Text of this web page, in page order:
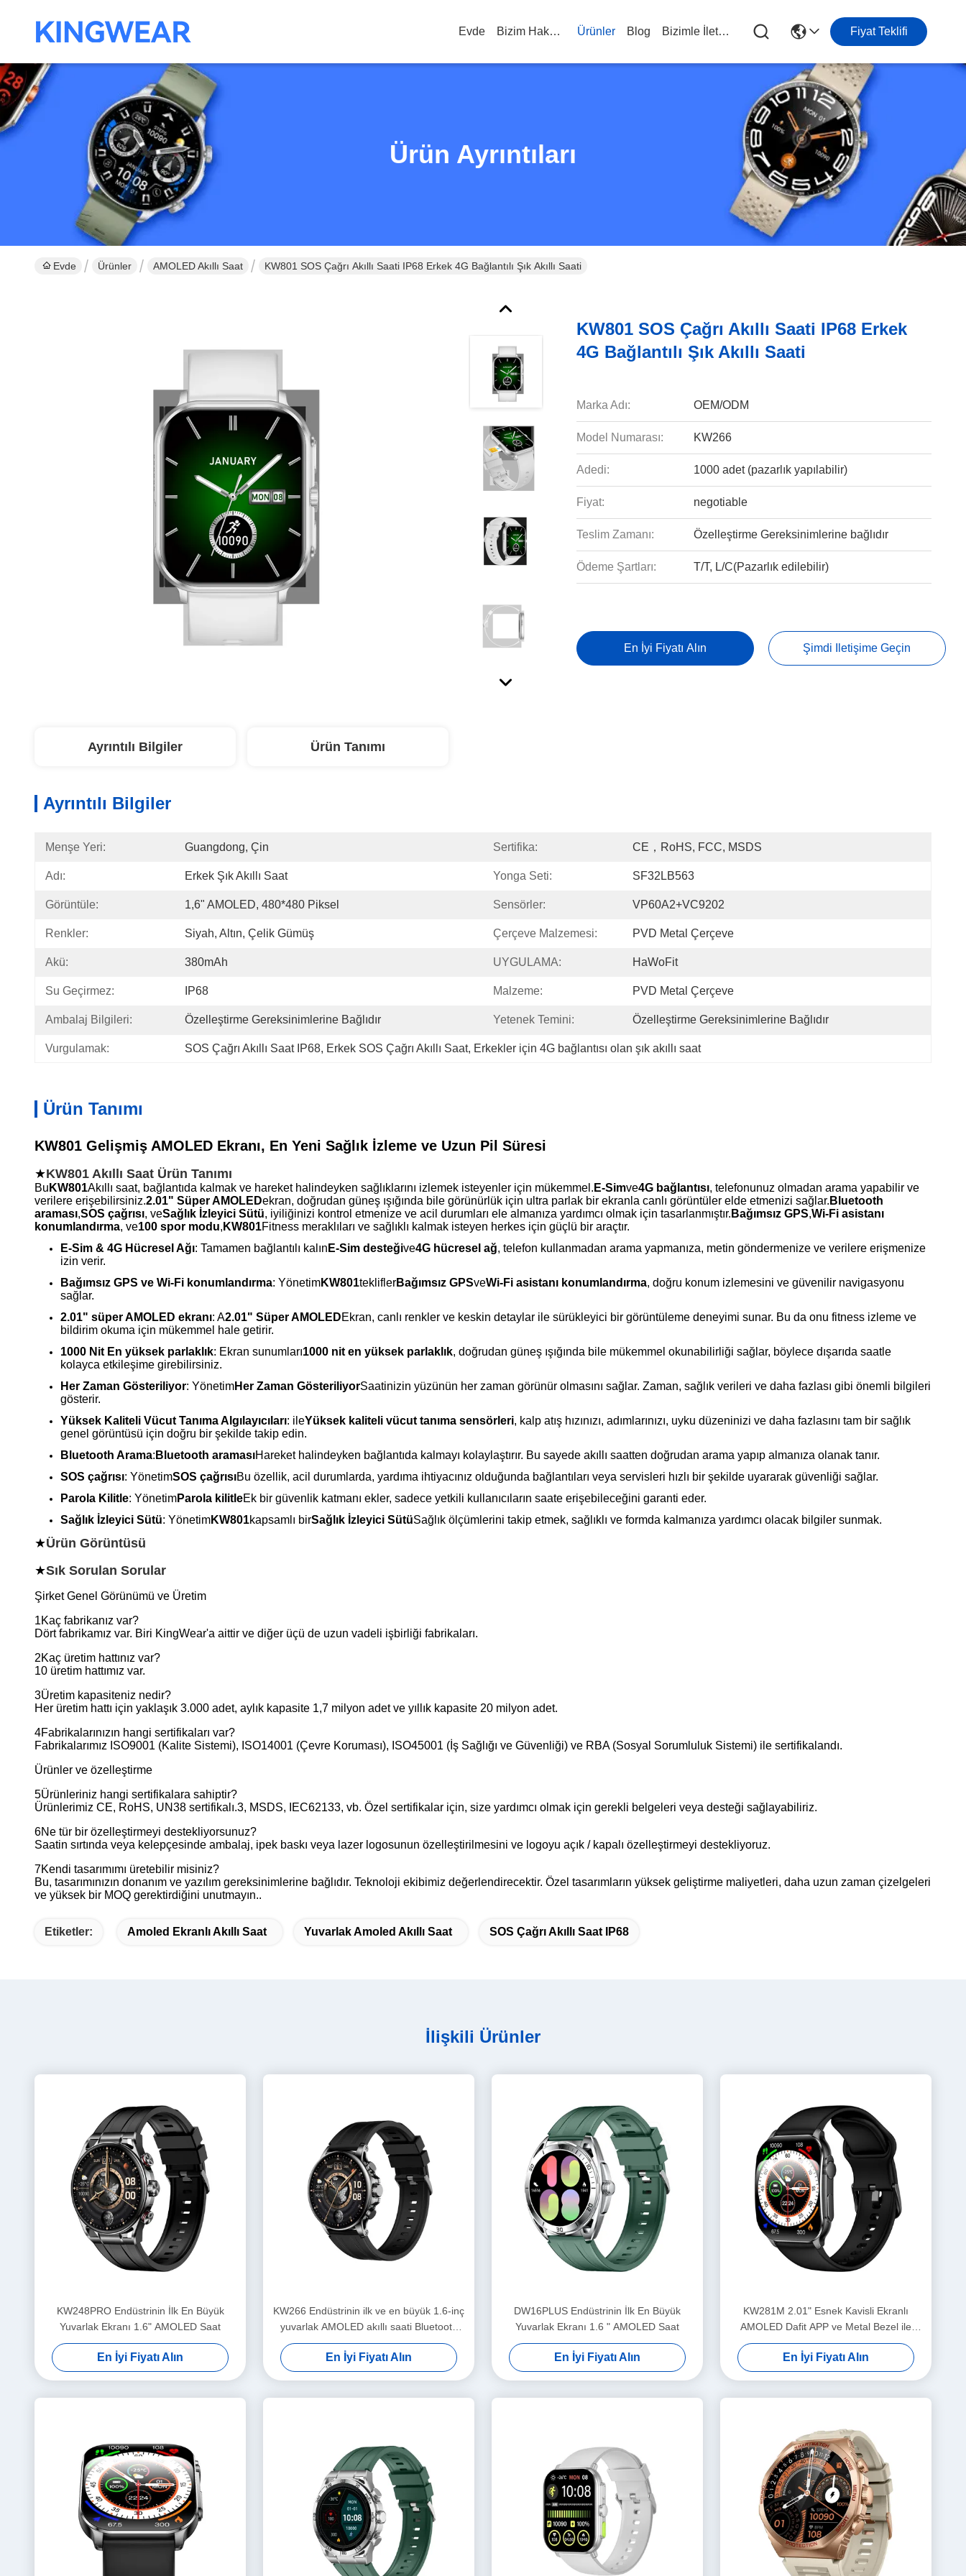
Evde Bizim Hakkımızda Ürünler Blog Bizimle İletişim Fiyat Teklifi
Ürün Ayrıntıları
Evde Ürünler AMOLED Akıllı Saat KW801 SOS Çağrı Akıllı Saati IP68 Erkek 4G Bağlantılı Şık Akıllı Saati
KW801 SOS Çağrı Akıllı Saati IP68 Erkek
4G Bağlantılı Şık Akıllı Saati
Marka Adı: OEM/ODM
Model Numarası: KW266
Adedi: 1000 adet (pazarlık yapılabilir)
Fiyat: negotiable
Teslim Zamanı: Özelleştirme Gereksinimlerine bağlıdır
Ödeme Şartları: T/T, L/C(Pazarlık edilebilir)
En İyi Fiyatı Alın Şimdi Iletişime Geçin
Ayrıntılı Bilgiler Ürün Tanımı
Ayrıntılı Bilgiler
Menşe Yeri: Guangdong, Çin Sertifika: CE，RoHS, FCC, MSDS
Adı: Erkek Şık Akıllı Saat Yonga Seti: SF32LB563
Görüntüle: 1,6" AMOLED, 480*480 Piksel Sensörler: VP60A2+VC9202
Renkler: Siyah, Altın, Çelik Gümüş Çerçeve Malzemesi: PVD Metal Çerçeve
Akü: 380mAh UYGULAMA: HaWoFit
Su Geçirmez: IP68 Malzeme: PVD Metal Çerçeve
Ambalaj Bilgileri: Özelleştirme Gereksinimlerine Bağlıdır Yetenek Temini: Özelleştirme Gereksinimlerine Bağlıdır
Vurgulamak: SOS Çağrı Akıllı Saat IP68, Erkek SOS Çağrı Akıllı Saat, Erkekler için 4G bağlantısı olan şık akıllı saat
Ürün Tanımı
KW801 Gelişmiş AMOLED Ekranı, En Yeni Sağlık İzleme ve Uzun Pil Süresi
★KW801 Akıllı Saat Ürün Tanımı
Bu KW801Akıllı saat, bağlantıda kalmak ve hareket halindeyken sağlıklarını izlemek isteyenler için mükemmel. E-Simve4G bağlantısı, telefonunuz olmadan arama yapabilir ve
verilere erişebilirsiniz.2.01" Süper AMOLEDekran, doğrudan güneş ışığında bile görünürlük için ultra parlak bir ekranla canlı görüntüler elde etmenizi sağlar. Bluetooth
araması,SOS çağrısı, veSağlık İzleyici Sütü, iyiliğinizi kontrol etmenize ve acil durumları ele almanıza yardımcı olmak için tasarlanmıştır. Bağımsız GPS,Wi-Fi asistanı
konumlandırma, ve100 spor modu, KW801Fitness meraklıları ve sağlıklı kalmak isteyen herkes için güçlü bir araçtır.
E-Sim & 4G Hücresel Ağı: Tamamen bağlantılı kalın E-Sim desteğive4G hücresel ağ, telefon kullanmadan arama yapmanıza, metin göndermenize ve verilere erişmenize
izin verir.
Bağımsız GPS ve Wi-Fi konumlandırma: YönetimKW801tekliflerBağımsız GPSveWi-Fi asistanı konumlandırma, doğru konum izlemesini ve güvenilir navigasyonu
sağlar.
2.01" süper AMOLED ekranı: A2.01" Süper AMOLEDEkran, canlı renkler ve keskin detaylar ile sürükleyici bir görüntüleme deneyimi sunar. Bu da onu fitness izleme ve
bildirim okuma için mükemmel hale getirir.
1000 Nit En yüksek parlaklık: Ekran sunumları1000 nit en yüksek parlaklık, doğrudan güneş ışığında bile mükemmel okunabilirliği sağlar, böylece dışarıda saatle
kolayca etkileşime girebilirsiniz.
Her Zaman Gösteriliyor: YönetimHer Zaman GösteriliyorSaatinizin yüzünün her zaman görünür olmasını sağlar. Zaman, sağlık verileri ve daha fazlası gibi önemli bilgileri
gösterir.
Yüksek Kaliteli Vücut Tanıma Algılayıcıları: ileYüksek kaliteli vücut tanıma sensörleri, kalp atış hızınızı, adımlarınızı, uyku düzeninizi ve daha fazlasını tam bir sağlık
genel görüntüsü için doğru bir şekilde takip edin.
Bluetooth Arama: Bluetooth aramasıHareket halindeyken bağlantıda kalmayı kolaylaştırır. Bu sayede akıllı saatten doğrudan arama yapıp almanıza olanak tanır.
SOS çağrısı: YönetimSOS çağrısıBu özellik, acil durumlarda, yardıma ihtiyacınız olduğunda bağlantıları veya servisleri hızlı bir şekilde uyararak güvenliği sağlar.
Parola Kilitle: YönetimParola kilitleEk bir güvenlik katmanı ekler, sadece yetkili kullanıcıların saate erişebileceğini garanti eder.
Sağlık İzleyici Sütü: YönetimKW801kapsamlı birSağlık İzleyici SütüSağlık ölçümlerini takip etmek, sağlıklı ve formda kalmanıza yardımcı olacak bilgiler sunmak.
★Ürün Görüntüsü
★Sık Sorulan Sorular
Şirket Genel Görünümü ve Üretim
1Kaç fabrikanız var?
Dört fabrikamız var. Biri KingWear'a aittir ve diğer üçü de uzun vadeli işbirliği fabrikaları.
2Kaç üretim hattınız var?
10 üretim hattımız var.
3Üretim kapasiteniz nedir?
Her üretim hattı için yaklaşık 3.000 adet, aylık kapasite 1,7 milyon adet ve yıllık kapasite 20 milyon adet.
4Fabrikalarınızın hangi sertifikaları var?
Fabrikalarımız ISO9001 (Kalite Sistemi), ISO14001 (Çevre Koruması), ISO45001 (İş Sağlığı ve Güvenliği) ve RBA (Sosyal Sorumluluk Sistemi) ile sertifikalandı.
Ürünler ve özelleştirme
5Ürünleriniz hangi sertifikalara sahiptir?
Ürünlerimiz CE, RoHS, UN38 sertifikalı.3, MSDS, IEC62133, vb. Özel sertifikalar için, size yardımcı olmak için gerekli belgeleri veya desteği sağlayabiliriz.
6Ne tür bir özelleştirmeyi destekliyorsunuz?
Saatin sırtında veya kelepçesinde ambalaj, ipek baskı veya lazer logosunun özelleştirilmesini ve logoyu açık / kapalı özelleştirmeyi destekliyoruz.
7Kendi tasarımımı üretebilir misiniz?
Bu, tasarımınızın donanım ve yazılım gereksinimlerine bağlıdır. Teknoloji ekibimiz değerlendirecektir. Özel tasarımların yüksek geliştirme maliyetleri, daha uzun zaman çizelgeleri
ve yüksek bir MOQ gerektirdiğini unutmayın..
Etiketler: Amoled Ekranlı Akıllı Saat Yuvarlak Amoled Akıllı Saat SOS Çağrı Akıllı Saat IP68
İlişkili Ürünler
KW248PRO Endüstrinin İlk En Büyük
Yuvarlak Ekranı 1.6" AMOLED Saat
En İyi Fiyatı Alın
KW266 Endüstrinin ilk ve en büyük 1.6-inç
yuvarlak AMOLED akıllı saati Bluetooth
Çağırma Gelişmiş Sensörleri ile
En İyi Fiyatı Alın
DW16PLUS Endüstrinin İlk En Büyük
Yuvarlak Ekranı 1.6 " AMOLED Saat
En İyi Fiyatı Alın
KW281M 2.01" Esnek Kavisli Ekranlı
AMOLED Dafit APP ve Metal Bezel ile
Akıllı Saat
En İyi Fiyatı Alın